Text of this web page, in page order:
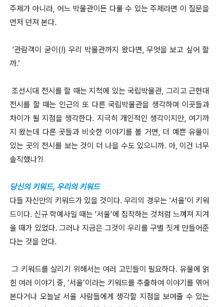
주제가 아니라, 어느 박물관이든 다룰 수 있는 주제라면 이 질문을
먼저 던져 본다.
‘관람객이 굳이(!) 우리 박물관까지 왔다면, 무엇을 보고 싶어 할
까.’
조선시대 전시를 할 때는 지척에 있는 국립박물관, 그리고 근현대
전시를 할 때는 인근의 또 다른 국립박물관을 생각하며 이곳들과
차이가 될 지점을 생각한다. 지극히 개인적인 생각이지만, 여기까
지 왔는데 다른 곳들과 비슷한 이야기를 볼 거면, 더 예쁜 유물이
있는 곳의 전시를 보는 것이 더 나을 수도 있으니까. 아, 이건 너무
솔직했나?!
당신의 키워드, 우리의 키워드
다들 자신만의 키워드가 있을 것이다. 우리의 경우는 ‘서울’이 키워
드이다. 신규 학예사일 때는 ‘서울’에 집착하는 것처럼 느껴져 지겨
울 때가 있었다. 그러나 지금은 그것이 우리를 구별 짓게 만들어준
다는 것을 안다.
그 키워드를 살리기 위해서는 여러 고민들이 필요하다. 유물에 얽
힌 여러 이야기 중, ‘서울’이라는 키워드를 추출하여 이야기를 엮어
본다거나 오늘날 서울 사람들에게 생각할 지점을 보여줄 수 있는